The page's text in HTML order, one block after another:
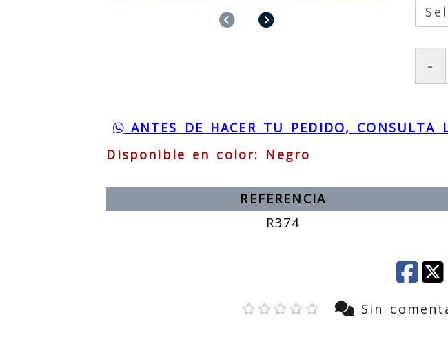
AnteriorSiguiente
-
ANTES DE HACER TU PEDIDO,
Disponible en color: Negro
REFERENCIA
R374
Sin